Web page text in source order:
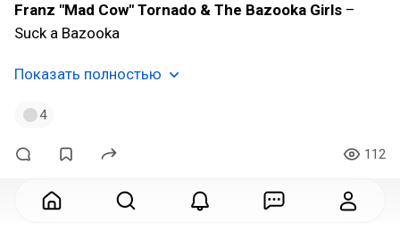
Franz "Mad Cow" Tornado & The Bazooka Girls –
Suck a Bazooka
Показать полностью
4
112